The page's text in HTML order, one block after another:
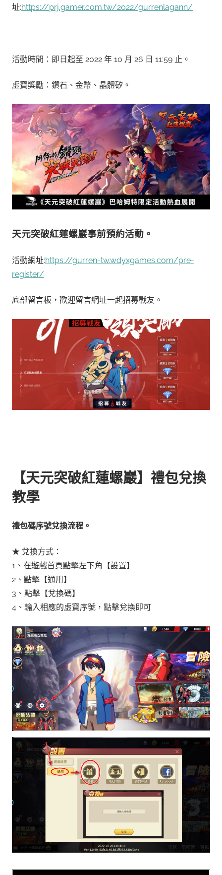
址:https://prj.gamer.com.tw/2022/gurrenlagann/
活動時間：即日起至 2022 年 10 月 26 日 11:59 止。
虛寶獎勵：鑽石、金幣、晶體矽。
天元突破紅蓮螺巖事前預約活動。
活動網址:https://gurren-tw.wdyxgames.com/pre-
register/
底部留言板，歡迎留言網址一起招募戰友。
【天元突破紅蓮螺巖】禮包兌換
教學
禮包碼序號兌換流程。
★ 兌換方式：
1、在遊戲首頁點擊左下角【設置】
2、點擊【通用】
3、點擊【兌換碼】
4、輸入相應的虛寶序號，點擊兌換即可